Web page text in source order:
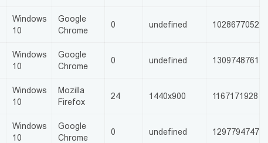
Windows
10
Google
Chrome
0 undefined 1028677052
Windows
10
Google
Chrome
0 undefined 1309748761
Windows
10
Mozilla
Firefox
24 1440x900 1167171928
Windows
10
Google
Chrome
0 undefined 1297794747